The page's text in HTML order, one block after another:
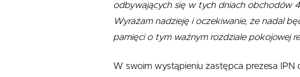
odbywających się w tych dniach obchodów
Wyrażam nadzieję i oczekiwanie, że nadal
pamięci o tym ważnym rozdziale pokojowej
W swoim wystąpieniu zastępca prezesa IPN